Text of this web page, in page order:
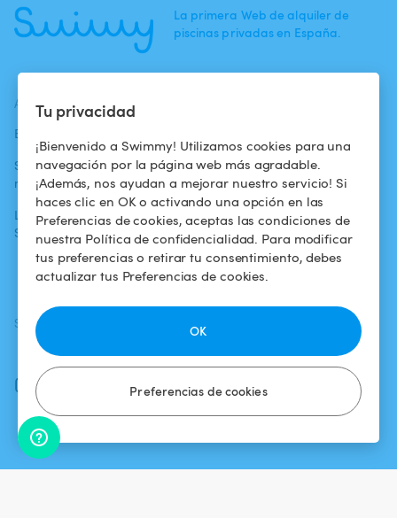
Tu privacidad
¡Bienvenido a Swimmy! Utilizamos cookies para una
navegación por la página web más agradable.
¡Además, nos ayudan a mejorar nuestro servicio! Si
haces clic en OK o activando una opción en las
Preferencias de cookies, aceptas las condiciones de
nuestra Política de confidencialidad. Para modificar
tus preferencias o retirar tu consentimiento, debes
actualizar tus Preferencias de cookies.
Preferencias de cookies
OK
La primera Web de alquiler de
piscinas privadas en España.
ACTUALIDADES
Blog
Swimmy en los
medios
La aventura
Swimmy
Para los
propietarios
Alquilar mi
piscina
¿Cómo funciona?
Condiciones de
uso
Política de
confidencialidad
Aviso legal
SÍGUENOS
Facebook
Instagram